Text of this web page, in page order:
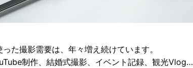
た撮影需要は、年々増え続けています。
制作、結婚式撮影、イベント記録、観光Vlog…